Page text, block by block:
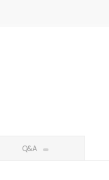
Q&A